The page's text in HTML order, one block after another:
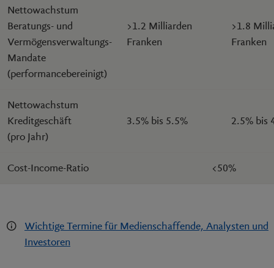
Nettowachstum
Beratungs- und
Vermögensverwaltungs-
Mandate
(performancebereinigt)
>1.2 Milliarden
Franken
>1.8
Franken
Nettowachstum
Kreditgeschäft
(pro Jahr)
3.5% bis 5.5% 2.5% bis
Cost-Income-Ratio <50%
Wichtige Termine für Medienschaffende, Analysten und
Investoren